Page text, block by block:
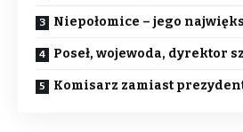
Niepołomice – jego
Poseł, wojewoda, dyrektor
Komisarz zamiast